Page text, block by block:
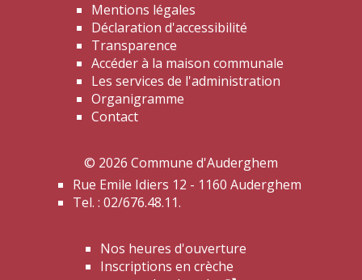
Mentions légales
Déclaration d'accessibilité
Transparence
Accéder à la maison communale
Les services de l'administration
Organigramme
Contact
© 2026 Commune d'Auderghem
Rue Emile Idiers 12 - 1160 Auderghem
Tel. : 02/676.48.11.
Nos heures d'ouverture
Inscriptions en crèche